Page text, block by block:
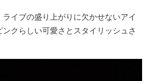
イブの盛り上がりに欠かせないアイ
クらしい可愛さとスタイリッシュさ